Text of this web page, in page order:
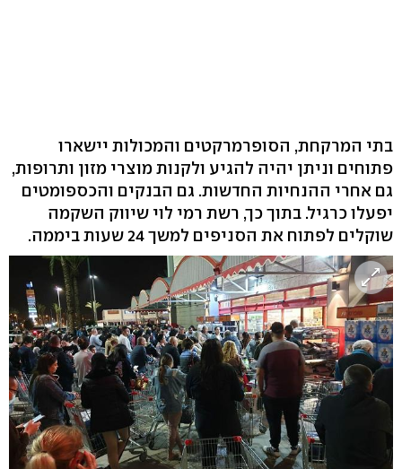
בתי המרקחת, הסופרמרקטים והמכולות יישארו
פתוחים וניתן יהיה להגיע ולקנות מוצרי מזון ותרופות,
גם אחרי ההנחיות החדשות. גם הבנקים והכספומטים
יפעלו כרגיל. בתוך כך, רשת רמי לוי שיווק השקמה
שוקלים לפתוח את הסניפים למשך 24 שעות ביממה.